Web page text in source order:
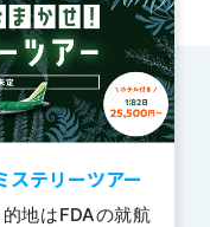
ステリーツアー
的地はFDAの就航